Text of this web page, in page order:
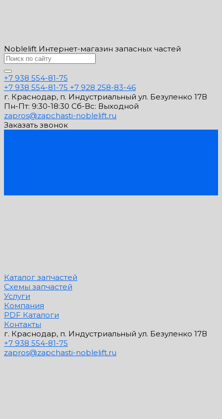
Noblelift Интернет-магазин запасных частей
+7 938 554-81-75
+7 938 554-81-75 +7 928 258-83-46
г. Краснодар, п. Индустриальный ул. Безуленко 17В
Пн-Пт: 9:30-18:30 Cб-Вс: Выходной
zapros@zapchasti-noblelift.ru
Заказать звонок
Каталог запчастей
Схемы запчастей
Услуги
Компания
PDF Каталоги
Контакты
г. Краснодар, п. Индустриальный ул. Безуленко 17В
+7 938 554-81-75
zapros@zapchasti-noblelift.ru